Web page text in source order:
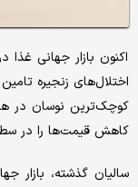
اکنون بازار جهانی
اختلال‌‌های زنجیره
کوچک‌‌ترین نوسان در
کاهش قیمت‌‌ها را در
سالیان گذشته، بازار